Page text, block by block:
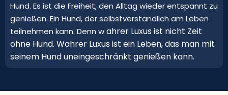
Hund. Es ist die Freiheit, den Alltag wieder entspannt zu
genießen. Ein Hund, der selbstverständlich am Leben
teilnehmen kann. Denn wahrer Luxus ist nicht Zeit
ohne Hund. Wahrer Luxus ist ein Leben, das man mit
seinem Hund uneingeschränkt genießen kann.